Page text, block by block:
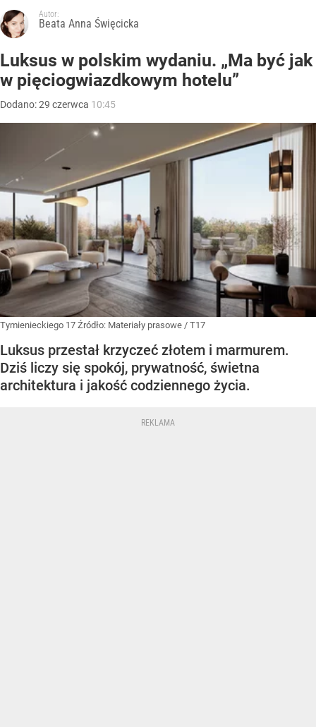
Autor:
Beata Anna Święcicka
Luksus w polskim wydaniu. „Ma być jak
w pięciogwiazdkowym hotelu”
Dodano:29 czerwca 10:45
Tymienieckiego 17 Źródło: Materiały prasowe / T17
Luksus przestał krzyczeć złotem i marmurem.
Dziś liczy się spokój, prywatność, świetna
architektura i jakość codziennego życia.